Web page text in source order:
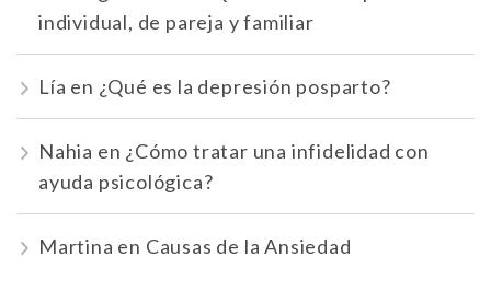
individual, de pareja y familiar
Lía en ¿Qué es la depresión posparto?
Nahia en ¿Cómo tratar una infidelidad con
ayuda psicológica?
Martina en Causas de la Ansiedad